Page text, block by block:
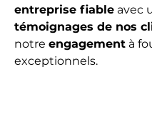
entreprise fiable avec
témoignages de nos
notre engagement à
exceptionnels.